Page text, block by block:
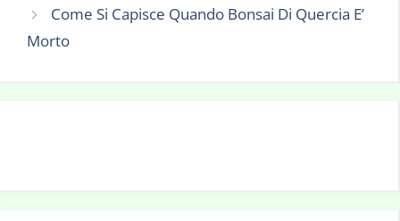
Come Si Capisce Quando Bonsai Di Quercia E’
Morto